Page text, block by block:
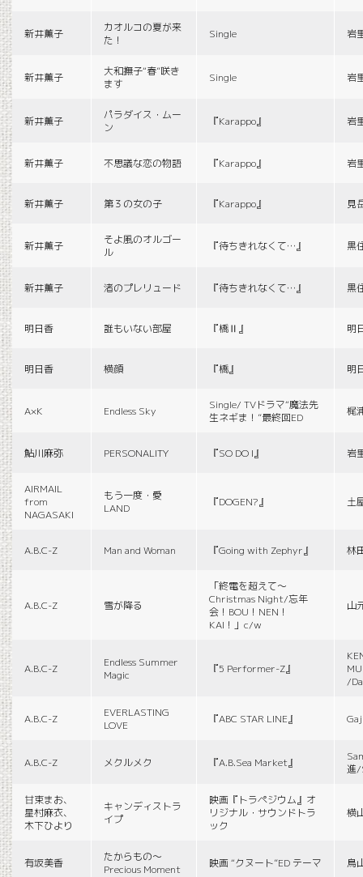
新井薫子
カオルコの夏が来
た！
Single 岩
新井薫子
大和撫子“春”咲き
ます
Single 岩
新井薫子
パラダイス・ムー
ン
『Karappo』 岩
新井薫子 不思議な恋の物語 『Karappo』 岩
新井薫子 第３の女の子 『Karappo』 見
新井薫子
そよ風のオルゴー
ル
『待ちきれなくて…』 黒
新井薫子 渚のプレリュード 『待ちきれなくて…』 黒
明日香 誰もいない部屋 『橋Ⅱ』 明
明日香 横顔 『橋』 明
A×K Endless Sky
Single/ TVドラマ“魔法先
生ネギま！”最終回ED
梶
鮎川麻弥 PERSONALITY 『SO DO I』 岩
AIRMAIL
from
NAGASAKI
もう一度・愛
LAND
『DOGEN?』 土
A.B.C-Z Man and Woman 『Going with Zephyr』 林
A.B.C-Z 雪が降る
「終電を超えて～
Christmas Night/忘年
会！BOU！NEN！
KAI！」c/w
山
A.B.C-Z
Endless Summer
Magic
『5 Performer-Z』
/
A.B.C-Z
EVERLASTING
LOVE
『ABC STAR LINE』
A.B.C-Z メクルメク 『A.B.Sea Market』
進/
甘束まお、
星村麻衣、
木下ひより
キャンディストラ
イプ
映画『トラペジウム』オ
リジナル・サウンドトラ
ック
横
有坂美香
たからもの〜
Precious Moment
映画 “クヌート”ED テーマ 鳥